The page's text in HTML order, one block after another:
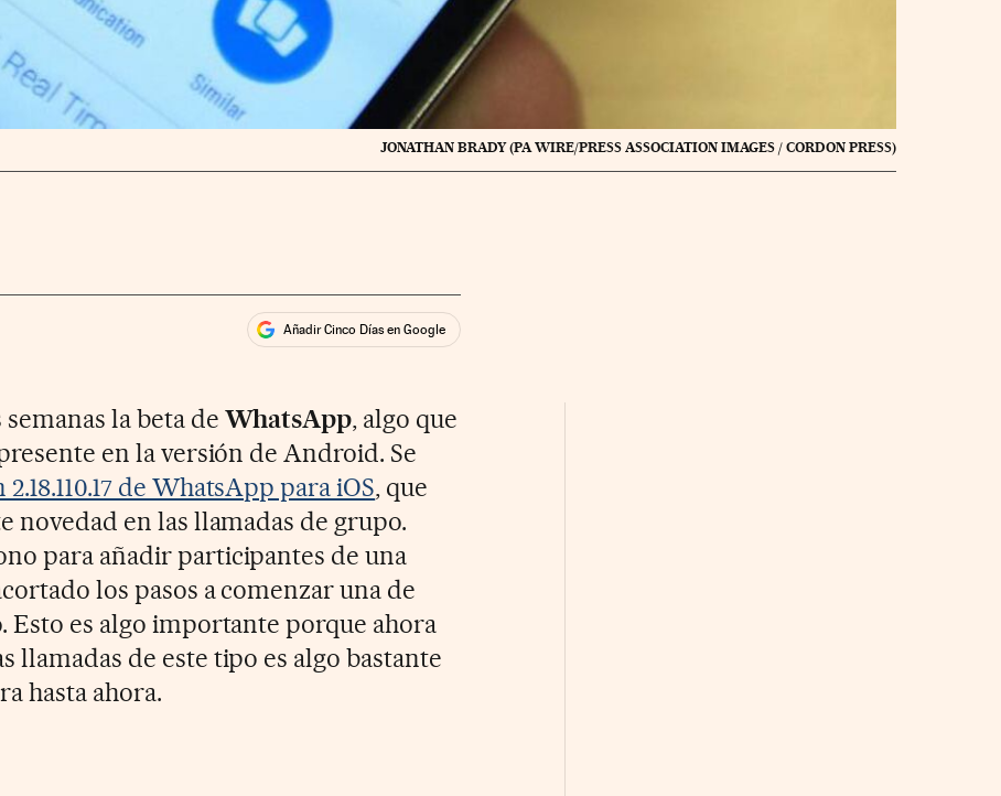
JONATHAN BRADY (PA WIRE/PRESS ASSOCIATION IMAGES / CORDON PRESS)
Añadir Cinco Días en Google
la beta de WhatsApp, algo que
en la versión de Android. Se
de WhatsApp para iOS, que
novedad en las llamadas de grupo.
para añadir participantes de una
los pasos a comenzar una de
Esto es algo importante porque ahora
llamadas de este tipo es algo bastante
hasta ahora.